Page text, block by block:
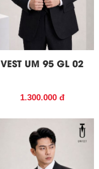
VEST UM 95 GL 02
1.300.000 đ